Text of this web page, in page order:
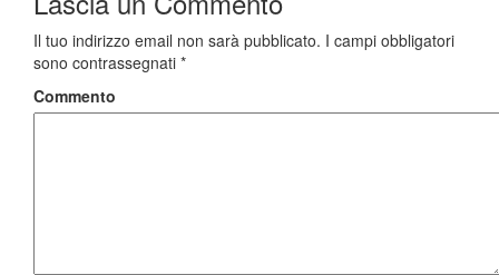
Il tuo indirizzo email non sarà pubblicato. I campi obbligatori
sono contrassegnati *
Commento